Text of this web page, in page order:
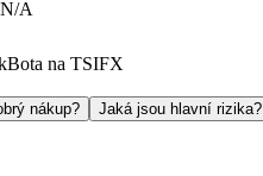
N/A
na TSIFX
nákup? Jaká jsou hlavní rizika?